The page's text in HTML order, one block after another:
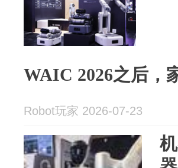
WAIC 2026之后，
Robot玩家 2026-07-23